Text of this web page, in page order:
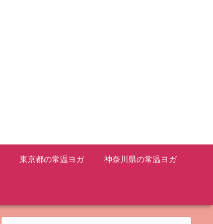
東京都の常温ヨガ 神奈川県の常温ヨガ